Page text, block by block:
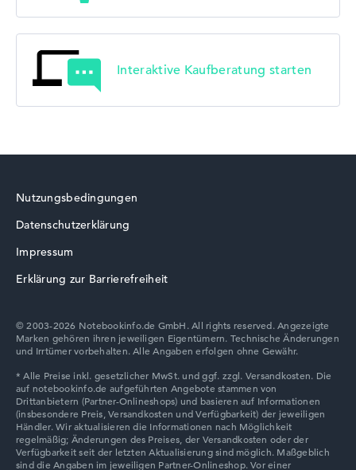
Interaktive Kaufberatung starten
Nutzungsbedingungen
Datenschutzerklärung
Impressum
Erklärung zur Barrierefreiheit
© 2003-2026 Notebookinfo.de GmbH. All rights reserved. Angezeigte
Marken gehören ihren jeweiligen Eigentümern. Technische Änderungen
und Irrtümer vorbehalten. Alle Angaben erfolgen ohne Gewähr.